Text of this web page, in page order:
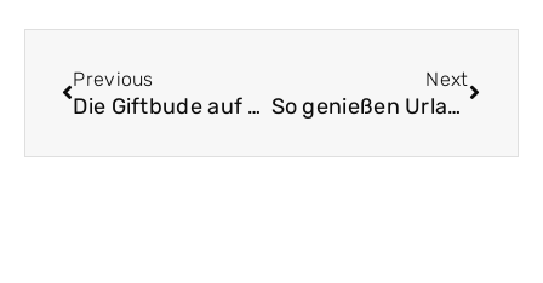
Previous
Die Giftbude auf der Lotseninsel Schleimünde
Next
So genießen Urlauber ihre Ferien an der Schlei